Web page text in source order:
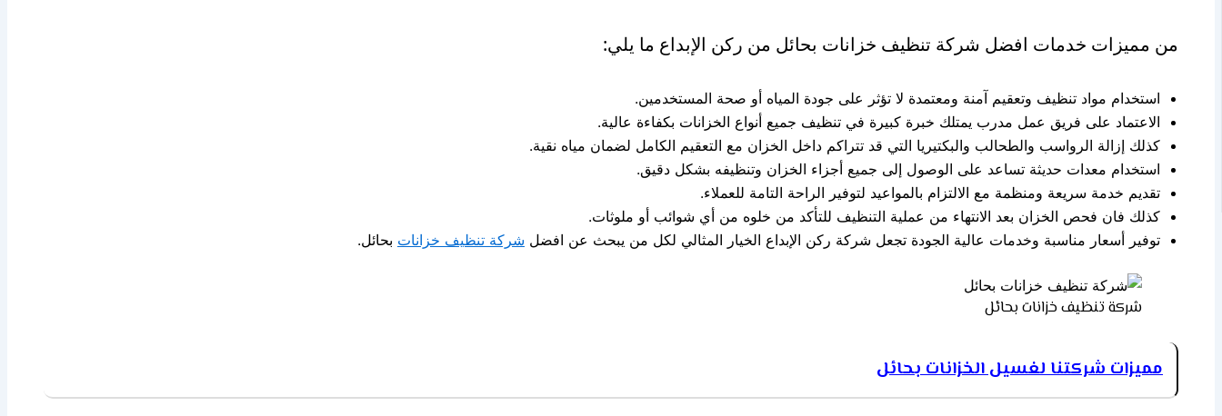
من مميزات خدمات افضل شركة تنظيف خزانات بحائل من ركن الإبداع ما يلي:
استخدام مواد تنظيف وتعقيم آمنة ومعتمدة لا تؤثر على جودة المياه أو صحة المستخدمين.
الاعتماد على فريق عمل مدرب يمتلك خبرة كبيرة في تنظيف جميع أنواع الخزانات بكفاءة عالية.
كذلك إزالة الرواسب والطحالب والبكتيريا التي قد تتراكم داخل الخزان مع التعقيم الكامل لضمان مياه نقية.
استخدام معدات حديثة تساعد على الوصول إلى جميع أجزاء الخزان وتنظيفه بشكل دقيق.
تقديم خدمة سريعة ومنظمة مع الالتزام بالمواعيد لتوفير الراحة التامة للعملاء.
كذلك فان فحص الخزان بعد الانتهاء من عملية التنظيف للتأكد من خلوه من أي شوائب أو ملوثات.
توفير أسعار مناسبة وخدمات عالية الجودة تجعل شركة ركن الإبداع الخيار المثالي لكل من يبحث عن افضل شركة تنظيف خزانات بحائل.
شركة تنظيف خزانات بحائل
مميزات شركتنا لغسيل الخزانات بحائل